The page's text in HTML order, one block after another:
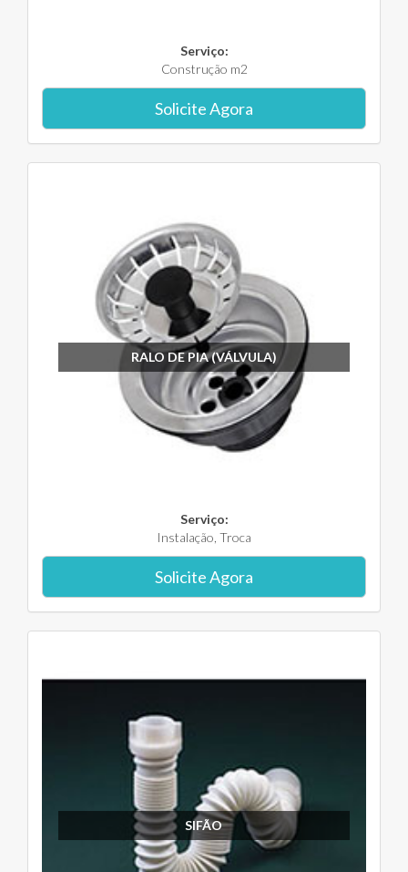
Serviço:
Construção m2
Solicite Agora
RALO DE PIA (VÁLVULA)
Serviço:
Instalação, Troca
Solicite Agora
SIFÃO